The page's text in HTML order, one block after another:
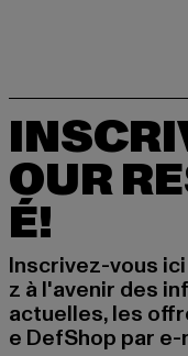
OUR
É!
Inscrivez-vous
z à l'avenir des
actuelles, les
e DefShop par e-